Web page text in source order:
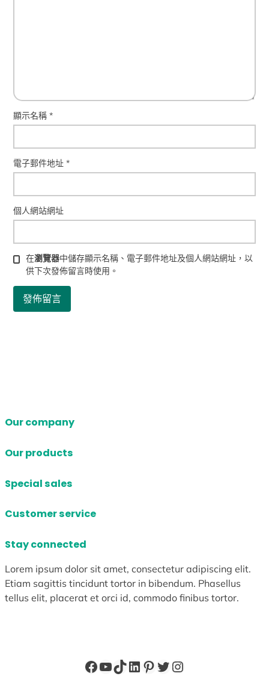
顯示名稱*
電子郵件地址*
個人網站網址
在瀏覽器中儲存顯示名稱、電子郵件地址及個人網站網址，以
供下次發佈留言時使用。
Our company
Our products
Special sales
Customer service
Stay connected
Lorem ipsum dolor sit amet, consectetur adipiscing elit.
Etiam sagittis tincidunt tortor in bibendum. Phasellus
tellus elit, placerat et orci id, commodo finibus tortor.
Facebook
YouTube
TikTok
LinkedIn
Pinterest
X Instagram